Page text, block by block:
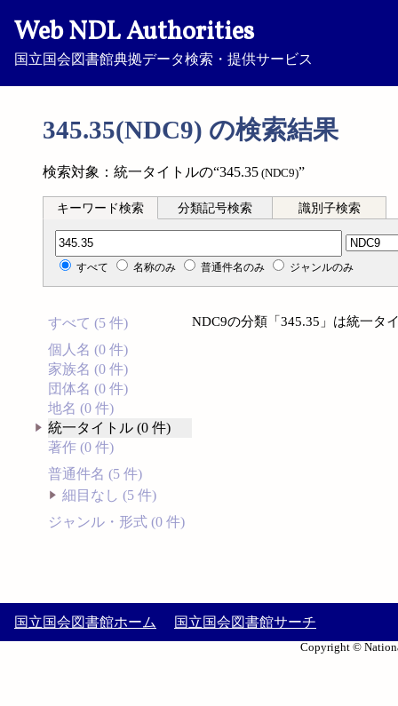
Web NDL Authorities
国立国会図書館典拠データ検索・提供サービス
345.35(NDC9) の検索結果
検索対象：統一タイトルの“345.35 (NDC9)”
キーワード検索 分類記号検索 識別子検索
分類記号検索
すべて 名称のみ 普通件名のみ ジャンルのみ
すべて (5 件)
個人名 (0 件)
家族名 (0 件)
団体名 (0 件)
地名 (0 件)
統一タイトル (0 件)
著作 (0 件)
普通件名 (5 件)
細目なし (5 件)
ジャンル・形式 (0 件)
NDC9の分類「345.35」は統一タ
国立国会図書館ホーム 国立国会図書館サーチ
Copyright ©